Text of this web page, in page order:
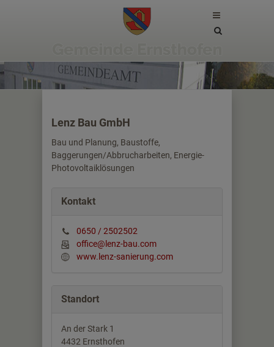
Site
Lenz Bau GmbH
Bau und Planung, Baustoffe,
Baggerungen/Abbrucharbeiten, Energie-
Photovoltaiklösungen
Kontakt
0650 / 2502502
office@lenz-bau.com
www.lenz-sanierung.com
Standort
An der Stark 1
4432 Ernsthofen